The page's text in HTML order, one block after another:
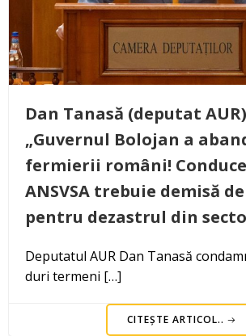
Dan Tanasă (deputat
„Guvernul Bolojan a
fermierii români!
ANSVSA trebuie demisă
pentru dezastrul din
Deputatul AUR Dan Tanasă
duri termeni […]
CITEȘTE ARTICOL..